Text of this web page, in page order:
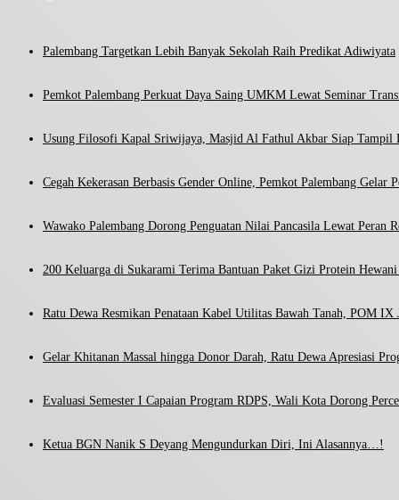
Palembang Targetkan Lebih Banyak Sekolah Raih Predikat Adiwiyata
Pemkot Palembang Perkuat Daya Saing UMKM Lewat Seminar
Usung Filosofi Kapal Sriwijaya, Masjid Al Fathul Akbar Siap Tampil
Cegah Kekerasan Berbasis Gender Online, Pemkot Palembang Gelar
Wawako Palembang Dorong Penguatan Nilai Pancasila Lewat Peran
200 Keluarga di Sukarami Terima Bantuan Paket Gizi Protein
Ratu Dewa Resmikan Penataan Kabel Utilitas Bawah Tanah, POM
Gelar Khitanan Massal hingga Donor Darah, Ratu Dewa Apresiasi
Evaluasi Semester I Capaian Program RDPS, Wali Kota Dorong
Ketua BGN Nanik S Deyang Mengundurkan Diri, Ini Alasannya…!